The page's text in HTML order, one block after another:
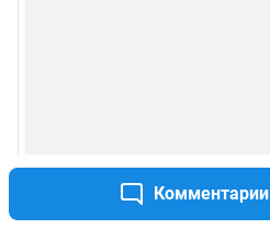
Комментарии